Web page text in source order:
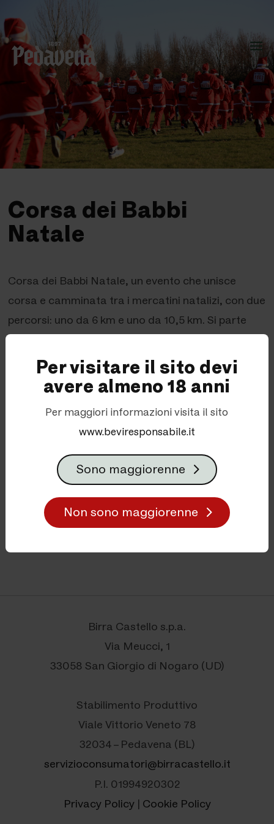
Corsa dei Babbi
Natale
Corsa dei Babbi Natale, un evento che unisce
corsa e camminata tra i mercatini natalizi, con due
percorsi: uno da 6 km e uno da 10,5 km. Si parte
natalizi del parco della Birreria.
Birra Castello s.p.a.
Via Meucci, 1
33058 San Giorgio di Nogaro (UD)
Stabilimento Produttivo
Viale Vittorio Veneto 78
32034 – Pedavena (BL)
servizioconsumatori@birracastello.it
P.I. 01994920302
Privacy Policy| Cookie Policy
Per visitare il sito devi
avere almeno 18 anni
Per maggiori informazioni visita il sito
www.beviresponsabile.it
Sono maggiorenne
Non sono maggiorenne